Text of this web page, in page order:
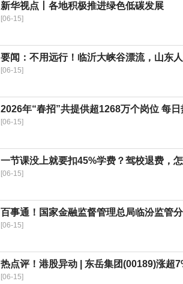
新华视点丨各地积极推进绿色低碳发展
[06-15]
要闻：不用远行！临沂大峡谷漂流，山东
[06-15]
2026年“春招”共提供超1268万个岗位 每日
[06-15]
一节课没上就要扣45%学费？驾校退费，
[06-15]
百事通！国家金融监督管理总局临汾监管
[06-15]
热点评！港股异动 | 东岳集团(00189)涨超
[06-15]